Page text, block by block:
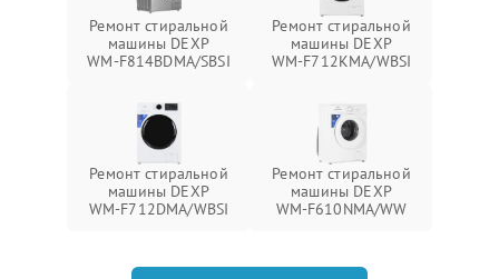
Ремонт стиральной
машины DEXP
WM‑F814BDMA/SBSI
Ремонт стиральной
машины DEXP
WM‑F712KMA/WBSI
Ремонт стиральной
машины DEXP
WM‑F712DMA/WBSI
Ремонт стиральной
машины DEXP
WM‑F610NMA/WW